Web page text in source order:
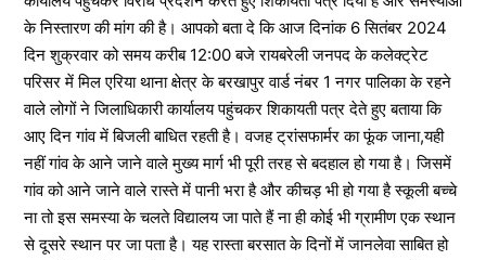
के निस्तारण की मांग की है। आपको बता दे कि आज दिनांक 6 सितंबर 2024
दिन शुक्रवार को समय करीब 12:00 बजे रायबरेली जनपद के कलेक्ट्रेट
परिसर में मिल एरिया थाना क्षेत्र के बरखापुर वार्ड नंबर 1 नगर पालिका के रहने
वाले लोगों ने जिलाधिकारी कार्यालय पहुंचकर शिकायती पत्र देते हुए बताया कि
आए दिन गांव में बिजली बाधित रहती है। वजह ट्रांसफार्मर का फूंक जाना,यही
नहीं गांव के आने जाने वाले मुख्य मार्ग भी पूरी तरह से बदहाल हो गया है। जिसमें
गांव को आने जाने वाले रास्ते में पानी भरा है और कीचड़ भी हो गया है स्कूली बच्चे
ना तो इस समस्या के चलते विद्यालय जा पाते हैं ना ही कोई भी ग्रामीण एक स्थान
से दूसरे स्थान पर जा पता है। यह रास्ता बरसात के दिनों में जानलेवा साबित हो